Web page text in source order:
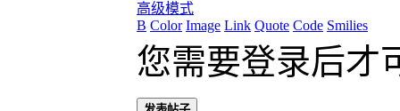
高级模式
B Color Image Link Quote Code Smilies
您需要登录后才